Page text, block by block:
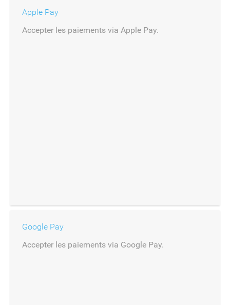
Apple Pay
Accepter les paiements via Apple Pay.
Google Pay
Accepter les paiements via Google Pay.